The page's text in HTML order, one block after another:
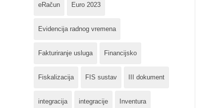
eRačun Euro 2023
Evidencija radnog vremena
Fakturiranje usluga Financijsko
Fiskalizacija FIS sustav III dokument
integracija integracije Inventura